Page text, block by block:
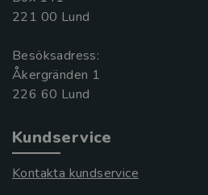
221 00 Lund
Besöksadress:
Åkergränden 1
Kundservice
Kontakta kundservice